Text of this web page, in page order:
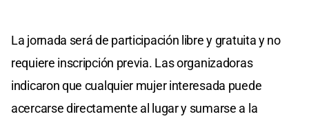
La jornada será de participación libre y gratuita y no
requiere inscripción previa. Las organizadoras
indicaron que cualquier mujer interesada puede
acercarse directamente al lugar y sumarse a la